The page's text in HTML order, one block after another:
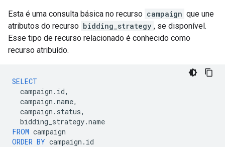
Esta é uma consulta básica no recurso campaign que une
atributos do recurso bidding_strategy , se disponível.
Esse tipo de recurso relacionado é conhecido como
recurso atribuído.
SELECT
campaign . id,
campaign .name,
campaign . status,
bidding_strategy.name
FROM campaign
ORDER BY campaign . id